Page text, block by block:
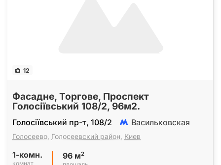
12
Фасадне, Торгове, Проспект
Голосіївський 108/2, 96м2.
Голосіївський пр-т, 108/2 Васильковская
Голосеево Голосеевский район Киев
1-комн.
комнат
96 м2